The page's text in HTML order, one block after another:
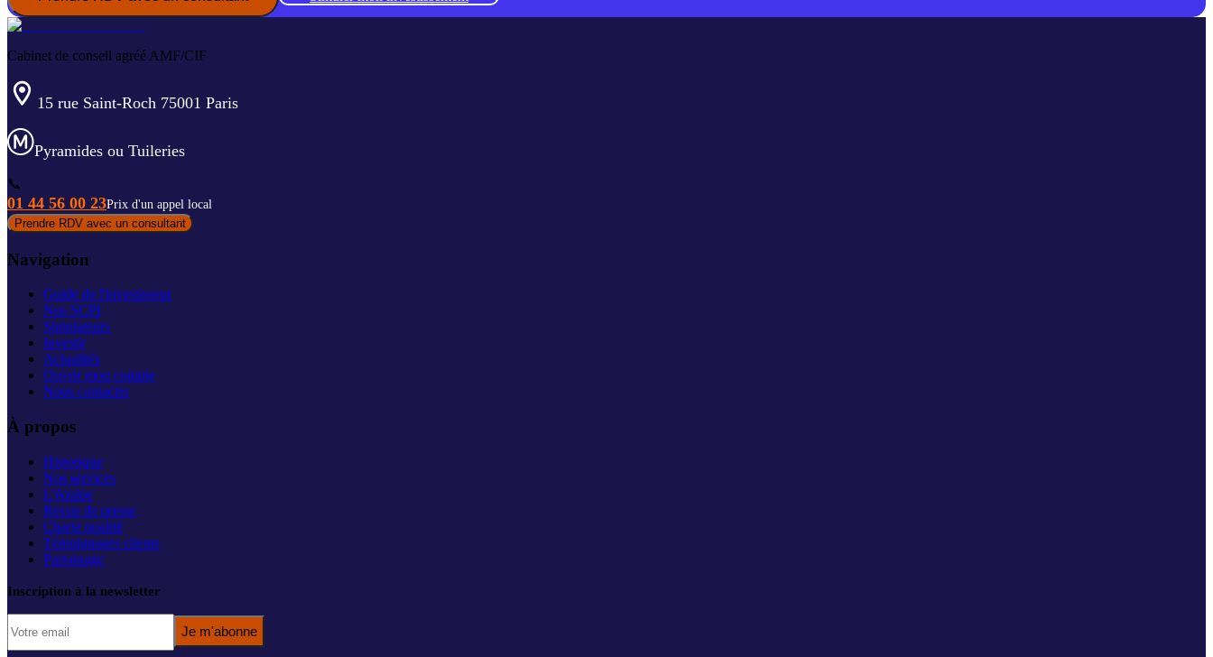
Cabinet de conseil agréé AMF/CIF
15 rue Saint-Roch 75001 Paris
Pyramides ou Tuileries
📞
01 44 56 00 23Prix d'un appel local
Prendre RDV avec un consultant
Navigation
Guide de l'investisseur
Nos SCPI
Simulateurs
Investir
Actualités
Ouvrir mon compte
Nous contacter
À propos
Historique
Nos services
L'équipe
Revue de presse
Charte qualité
Témoignages clients
Parrainage
Inscription à la newsletter
Je m'abonne